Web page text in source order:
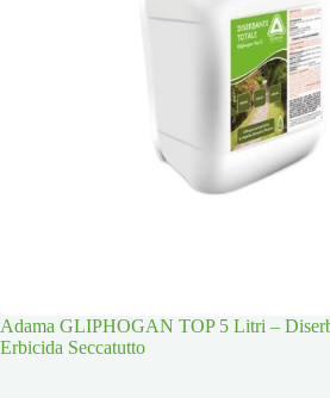
Adama GLIPHOGAN TOP 5 Litri –
Erbicida Seccatutto